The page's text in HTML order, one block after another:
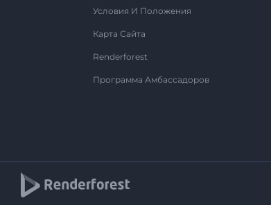
Условия И Положения
Карта Сайта
Renderforest
Программа Амбассадоров